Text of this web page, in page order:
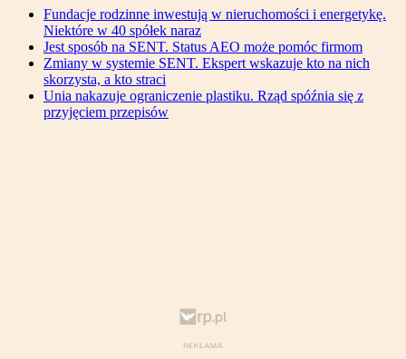
Fundacje rodzinne inwestują w nieruchomości i energetykę.
Niektóre w 40 spółek naraz
Jest sposób na SENT. Status AEO może pomóc firmom
Zmiany w systemie SENT. Ekspert wskazuje kto na nich
skorzysta, a kto straci
Unia nakazuje ograniczenie plastiku. Rząd spóźnia się z
przyjęciem przepisów